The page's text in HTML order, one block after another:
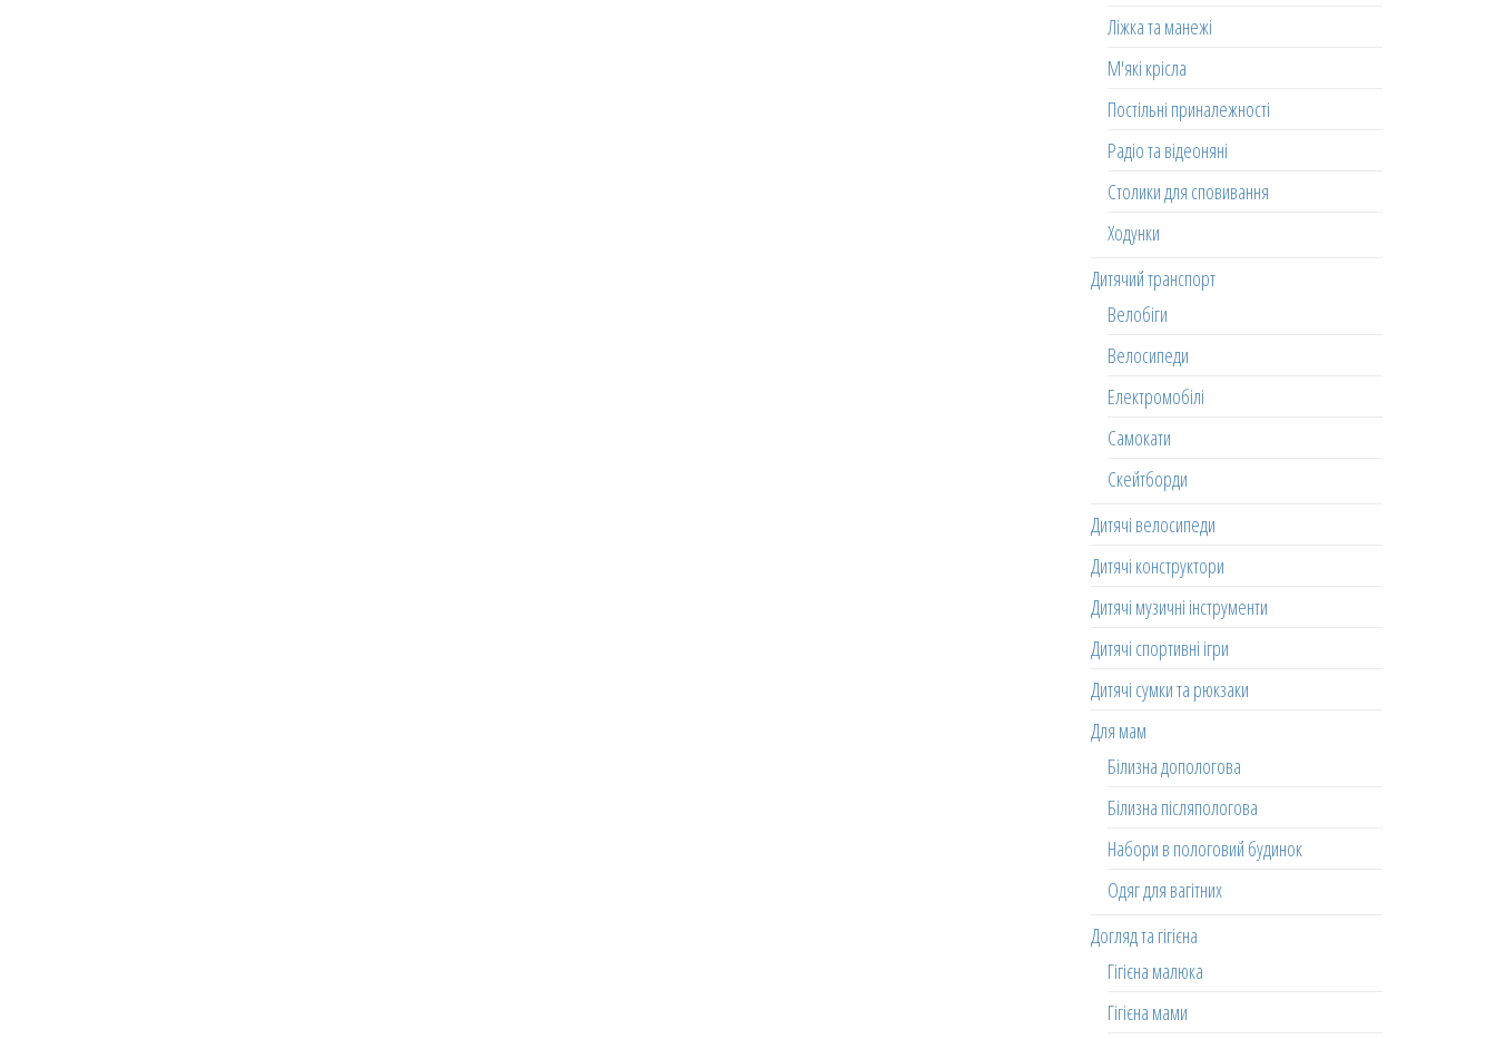
Ліжка та манежі
М'які крісла
Постільні приналежності
Радіо та відеоняні
Столики для сповивання
Ходунки
Дитячий транспорт
Велобіги
Велосипеди
Електромобілі
Самокати
Скейтборди
Дитячі велосипеди
Дитячі конструктори
Дитячі музичні інструменти
Дитячі спортивні ігри
Дитячі сумки та рюкзаки
Для мам
Білизна допологова
Білизна післяпологова
Набори в пологовий будинок
Одяг для вагітних
Догляд та гігієна
Гігієна малюка
Гігієна мами